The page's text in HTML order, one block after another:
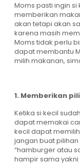
Moms pasti ingin
memberikan
akan tetapi akan
karena masih
Moms tidak perlu
dapat membantu
milih makanan,
1. Memberikan
Ketika si kecil
dapat memakai
kecil dapat
jangan buat
“hamburger atau
hampir sama yakni